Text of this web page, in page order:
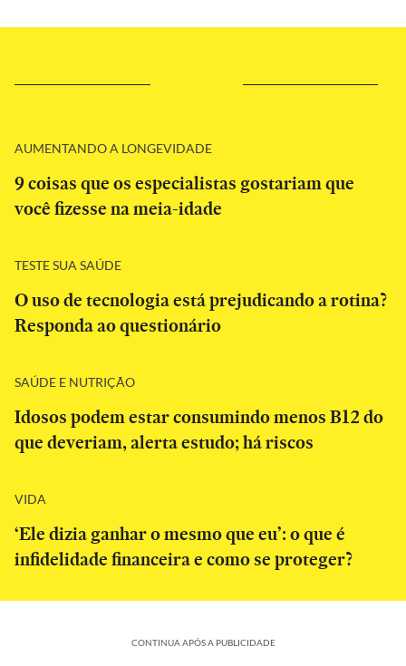
AUMENTANDO A LONGEVIDADE
9 coisas que os especialistas gostariam que
você fizesse na meia-idade
TESTE SUA SAÚDE
O uso de tecnologia está prejudicando a rotina?
Responda ao questionário
SAÚDE E NUTRIÇÃO
Idosos podem estar consumindo menos B12 do
que deveriam, alerta estudo; há riscos
VIDA
‘Ele dizia ganhar o mesmo que eu’: o que é
infidelidade financeira e como se proteger?
CONTINUA APÓS A PUBLICIDADE